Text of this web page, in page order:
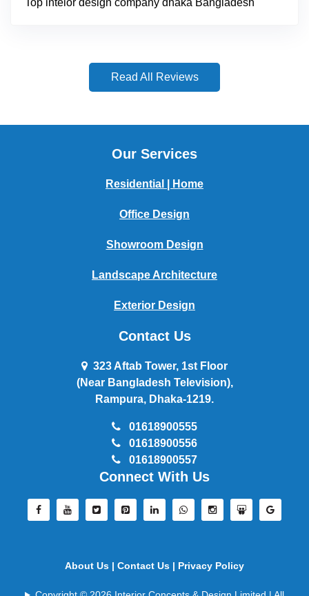
Top inteior design company dhaka Bangladesh
Read All Reviews
Our Services
Residential | Home
Office Design
Showroom Design
Landscape Architecture
Exterior Design
Contact Us
323 Aftab Tower, 1st Floor
(Near Bangladesh Television),
Rampura, Dhaka-1219.
01618900555
01618900556
01618900557
Connect With Us
About Us | Contact Us | Privacy Policy